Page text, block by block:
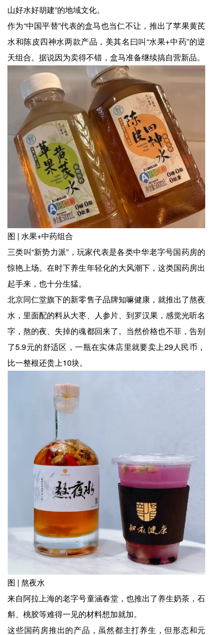
山好水好胡建”的地域文化。
作为“中国平替”代表的盒马也当仁不让，推出了苹果黄芪
水和陈皮四神水两款产品，美其名曰叫“水果+中药”的逆
天组合。据说因为卖得不错，盒马准备继续搞自营新品。
图 | 水果+中药组合
三类叫“新势力派”，玩家代表是各类中华老字号国药房的
惊艳上场。在时下养生年轻化的大风潮下，这类国药房出
起手来，也十分生猛。
北京同仁堂旗下的新零售子品牌知嘛健康，就推出了熬夜
水，里面配的料从大枣、人参片、到罗汉果，感觉光听名
字，熬的夜、失掉的魂都回来了。当然价格也不菲，告别
了5.9元的舒适区，一瓶在实体店里就要卖上29人民币，
比一整根还贵上10块。
图 | 熬夜水
来自阿拉上海的老字号童涵春堂，也推出了养生奶茶，石
斛、桃胶等难得一见的材料想加就加。
这些国药房推出的产品，虽然都主打养生，但形态和元